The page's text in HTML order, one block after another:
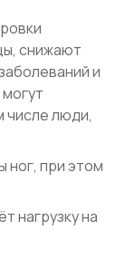
снижают
и
числе люди,
ног, при этом
нагрузку на